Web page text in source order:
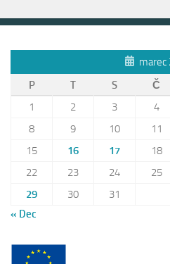
marec
P
T S Č
1
2 3 4
8
9 10 11
15
16 17 18
22
23 24 25
29
30
31
« Dec